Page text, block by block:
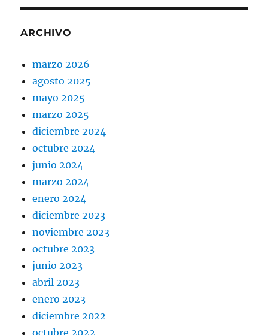
ARCHIVO
marzo 2026
agosto 2025
mayo 2025
marzo 2025
diciembre 2024
octubre 2024
junio 2024
marzo 2024
enero 2024
diciembre 2023
noviembre 2023
octubre 2023
junio 2023
abril 2023
enero 2023
diciembre 2022